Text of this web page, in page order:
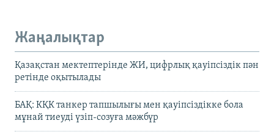
Жаңалықтар
Қазақстан мектептерінде ЖИ, цифрлық қауіпсіздік пән
ретінде оқытылады
БАҚ: КҚК танкер тапшылығы мен қауіпсіздікке бола
мұнай тиеуді үзіп-созуға мәжбүр